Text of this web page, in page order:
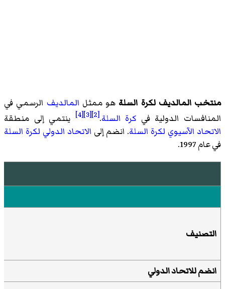
منتخب المالديف لكرة السلة هو ممثل المالديف الرسمي في
المنافسات الدولية في كرة السلة.
[2]
[3]
[4]
ينتمي إلى منطقة
الاتحاد الآسيوي لكرة السلة. انضم إلى الاتحاد الدولي لكرة السلة
في عام 1997.
التصنيف
انضم للاتحاد الدولي